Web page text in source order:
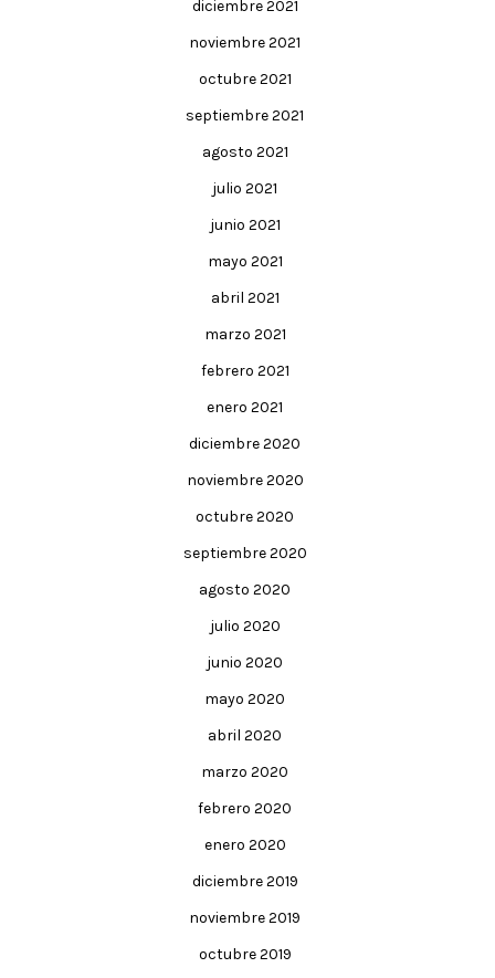
diciembre 2021
noviembre 2021
octubre 2021
septiembre 2021
agosto 2021
julio 2021
junio 2021
mayo 2021
abril 2021
marzo 2021
febrero 2021
enero 2021
diciembre 2020
noviembre 2020
octubre 2020
septiembre 2020
agosto 2020
julio 2020
junio 2020
mayo 2020
abril 2020
marzo 2020
febrero 2020
enero 2020
diciembre 2019
noviembre 2019
octubre 2019